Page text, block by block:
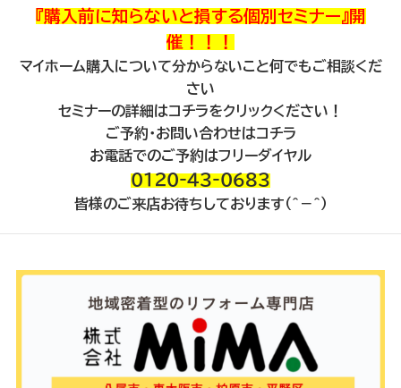
『購入前に知らないと損する個別セミナー』開
催！！！
マイホーム購入について分からないこと何でもご相談くだ
さい
セミナーの詳細はコチラをクリックください！
ご予約・お問い合わせはコチラ
お電話でのご予約はフリーダイヤル
０１２０‐４３‐０６８３
皆様のご来店お待ちしております（＾－＾）